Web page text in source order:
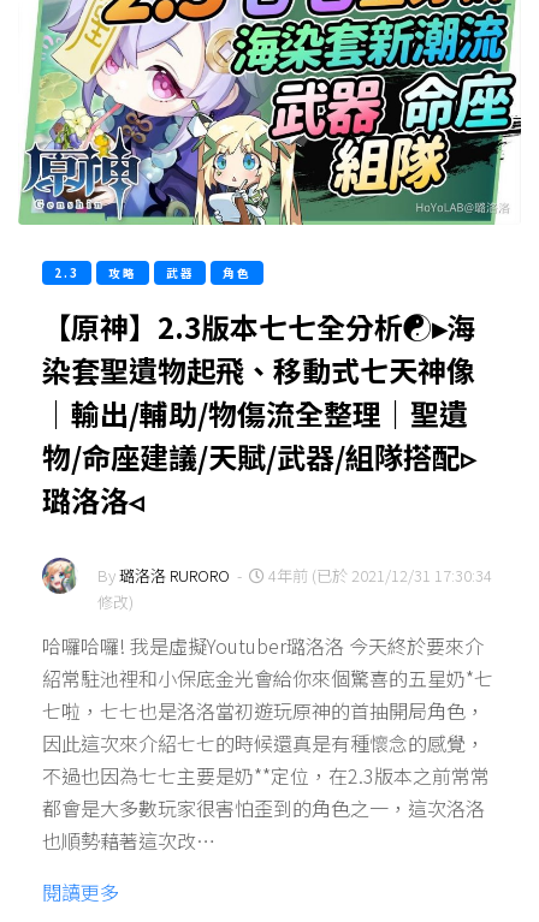
2.3 攻略 武器 角色
【原神】2.3版本七七全分析☯▸海
染套聖遺物起飛、移動式七天神像
｜輸出/輔助/物傷流全整理｜聖遺
物/命座建議/天賦/武器/組隊搭配▹
璐洛洛◃
By璐洛洛 RURORO -
4年前 (已於 2021/12/31 17:30:34
修改)
哈囉哈囉! 我是虛擬Youtuber璐洛洛 今天終於要來介
紹常駐池裡和小保底金光會給你來個驚喜的五星奶*七
七啦，七七也是洛洛當初遊玩原神的首抽開局角色，
因此這次來介紹七七的時候還真是有種懷念的感覺，
不過也因為七七主要是奶**定位，在2.3版本之前常常
都會是大多數玩家很害怕歪到的角色之一，這次洛洛
也順勢藉著這次改…
閱讀更多